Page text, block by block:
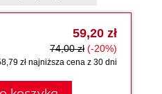
59,20 zł
74,00 zł (-20%)
zł najniższa cena z 30 dni